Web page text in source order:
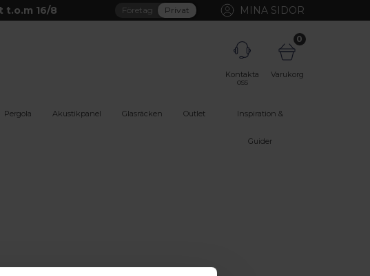
t.o.m 16/8 Företag Privat MINA SIDOR
Kontakta
oss
0
Varukorg
Pergola Akustikpanel Glasräcken Outlet Inspiration &
Guider